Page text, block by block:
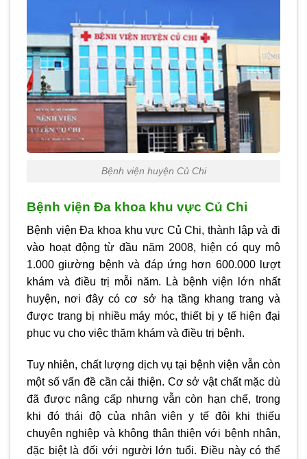
Bệnh viện huyện Củ Chi
Bệnh viện Đa khoa khu vực Củ Chi
Bệnh viện Đa khoa khu vực Củ Chi, thành lập và đi
vào hoạt động từ đầu năm 2008, hiện có quy mô
1.000 giường bệnh và đáp ứng hơn 600.000 lượt
khám và điều trị mỗi năm. Là bệnh viện lớn nhất
huyện, nơi đây có cơ sở hạ tầng khang trang và
được trang bị nhiều máy móc, thiết bị y tế hiện đại
phục vụ cho việc thăm khám và điều trị bệnh.
Tuy nhiên, chất lượng dịch vụ tại bệnh viện vẫn còn
một số vấn đề cần cải thiện. Cơ sở vật chất mặc dù
đã được nâng cấp nhưng vẫn còn hạn chế, trong
khi đó thái độ của nhân viên y tế đôi khi thiếu
chuyên nghiệp và không thân thiện với bệnh nhân,
đặc biệt là đối với người lớn tuổi. Điều này có thể